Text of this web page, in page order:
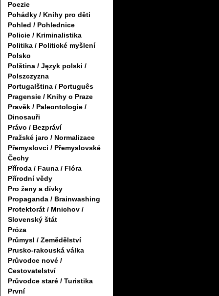
Poezie
Pohádky / Knihy pro děti
Pohled / Pohlednice
Policie / Kriminalistika
Politika / Politické myšlení
Polsko
Polština / Język polski /
Polszczyzna
Portugalština / Português
Pragensie / Knihy o Praze
Pravěk / Paleontologie /
Dinosauři
Právo / Bezpráví
Pražské jaro / Normalizace
Přemyslovci / Přemyslovské
Čechy
Příroda / Fauna / Flóra
Přírodní vědy
Pro ženy a dívky
Propaganda / Brainwashing
Protektorát / Mnichov /
Slovenský štát
Próza
Průmysl / Zemědělství
Prusko-rakouská válka
Průvodce nové /
Cestovatelství
Průvodce staré / Turistika
První